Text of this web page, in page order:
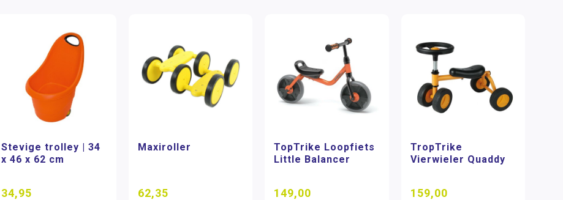
Stevige trolley | 34
x 46 x 62 cm
34,95
Maxiroller
62,35
TopTrike Loopfiets
Little Balancer
149,00
TropTrike
Vierwieler Quaddy
159,00